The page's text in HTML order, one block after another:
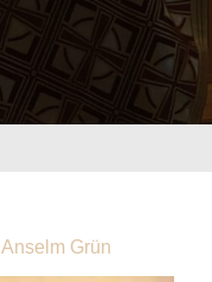
Anselm Grün